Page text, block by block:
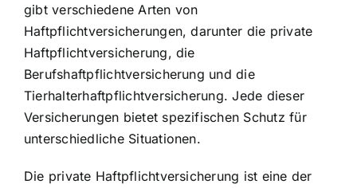
gibt verschiedene Arten von
Haftpflichtversicherungen, darunter die private
Haftpflichtversicherung, die
Berufshaftpflichtversicherung und die
Tierhalterhaftpflichtversicherung. Jede dieser
Versicherungen bietet spezifischen Schutz für
unterschiedliche Situationen.
Die private Haftpflichtversicherung ist eine der